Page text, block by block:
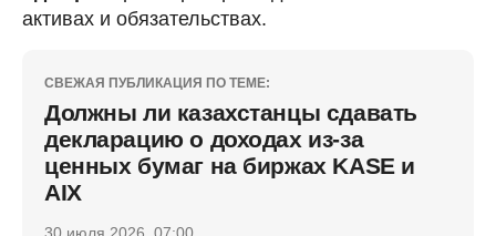
активах и обязательствах.
СВЕЖАЯ ПУБЛИКАЦИЯ ПО ТЕМЕ:
Должны ли казахстанцы сдавать
декларацию о доходах из-за
ценных бумаг на биржах KASE и
AIX
30 июля 2026, 07:00